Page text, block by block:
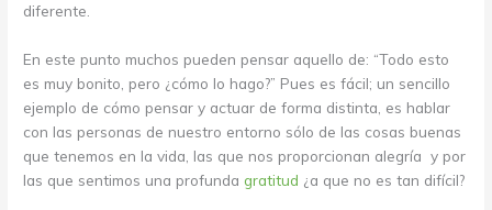
diferente.
En este punto muchos pueden pensar aquello de: “Todo esto
es muy bonito, pero ¿cómo lo hago?” Pues es fácil; un sencillo
ejemplo de cómo pensar y actuar de forma distinta, es hablar
con las personas de nuestro entorno sólo de las cosas buenas
que tenemos en la vida, las que nos proporcionan alegría y por
las que sentimos una profundagratitud ¿a que no es tan difícil?